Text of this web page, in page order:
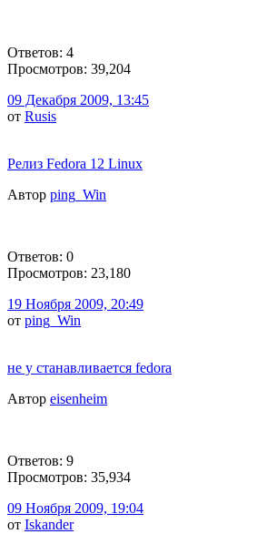
Ответов: 4
Просмотров: 39,204
09 Декабря 2009, 13:45
от Rusis
Релиз Fedora 12 Linux
Автор ping_Win
Ответов: 0
Просмотров: 23,180
19 Ноября 2009, 20:49
от ping_Win
не у станавливается fedora
Автор eisenheim
Ответов: 9
Просмотров: 35,934
09 Ноября 2009, 19:04
от Iskander